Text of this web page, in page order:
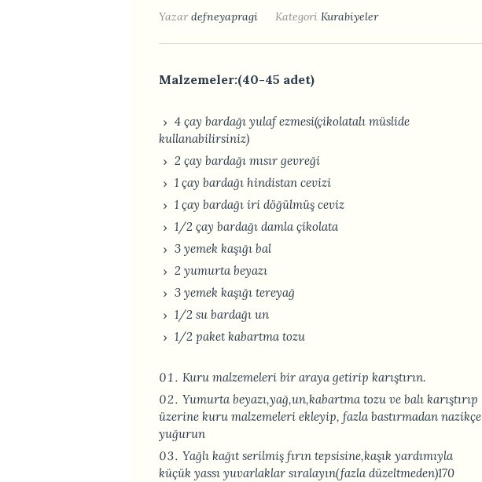
Yazardefneyapragi Kategori Kurabiyeler
Malzemeler:(40-45 adet)
4 çay bardağı yulaf ezmesi(çikolatalı müslide
kullanabilirsiniz)
2 çay bardağı mısır gevreği
1 çay bardağı hindistan cevizi
1 çay bardağı iri döğülmüş ceviz
1/2 çay bardağı damla çikolata
3 yemek kaşığı bal
2 yumurta beyazı
3 yemek kaşığı tereyağ
1/2 su bardağı un
1/2 paket kabartma tozu
Kuru malzemeleri bir araya getirip karıştırın.
Yumurta beyazı,yağ,un,kabartma tozu ve balı karıştırıp
üzerine kuru malzemeleri ekleyip, fazla bastırmadan nazikçe
yuğurun
Yağlı kağıt serilmiş fırın tepsisine,kaşık yardımıyla
küçük yassı yuvarlaklar sıralayın(fazla düzeltmeden)170